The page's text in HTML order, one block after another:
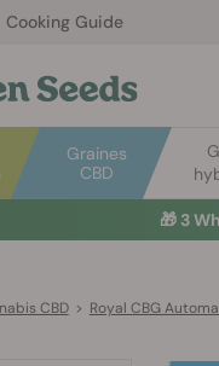
Cooking Guide
Graines
CBD
🎁 3
CBD > Royal CBG